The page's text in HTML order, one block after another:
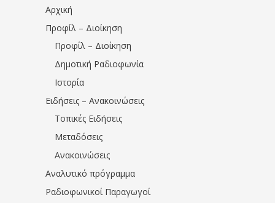
Αρχική
Προφίλ – Διοίκηση
Προφίλ – Διοίκηση
Δημοτική Ραδιοφωνία
Ιστορία
Ειδήσεις – Ανακοινώσεις
Τοπικές Ειδήσεις
Μεταδόσεις
Ανακοινώσεις
Αναλυτικό πρόγραμμα
Ραδιοφωνικοί Παραγωγοί